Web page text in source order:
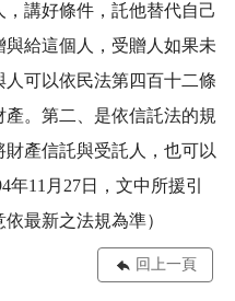
講好條件，託他替代自己
給這個人，受贈人如果未
可以依民法第四百十二條
。第二、是依信託法的規
產信託與受託人，也可以
11月27日，文中所援引
最新之法規為準）
回上一頁